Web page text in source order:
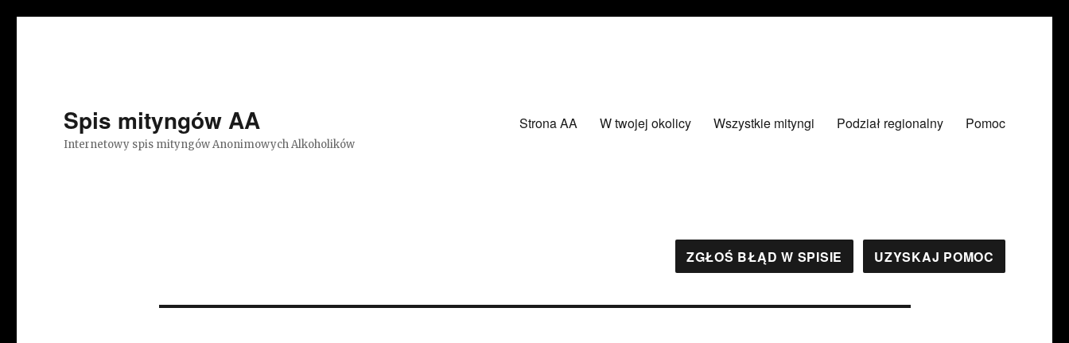
Spis mityngów AA
Internetowy spis mityngów Anonimowych Alkoholików
Strona AA W twojej okolicy Wszystkie mityngi Podział regionalny Pomoc
ZGŁOŚ BŁĄD W SPISIE UZYSKAJ POMOC